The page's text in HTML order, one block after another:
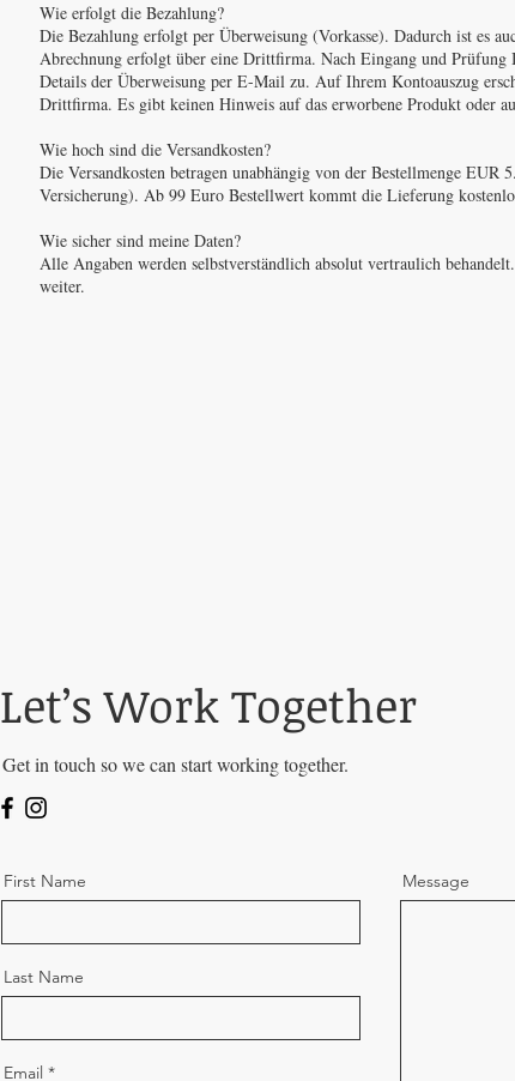
Wie erfolgt die Bezahlung?
Die Bezahlung erfolgt per Überweisung (Vorkasse). Dadurch ist es
Abrechnung erfolgt über eine Drittfirma. Nach Eingang und
Details der Überweisung per E-Mail zu. Auf Ihrem Kontoauszug
Drittfirma. Es gibt keinen Hinweis auf das erworbene Produkt oder
Wie hoch sind die Versandkosten?
Die Versandkosten betragen unabhängig von der Bestellmenge
Versicherung). Ab 99 Euro Bestellwert kommt die Lieferung
Wie sicher sind meine Daten?
Alle Angaben werden selbstverständlich absolut vertraulich
weiter.
Let’s Work Together
Get in touch so we can start working together.
First Name
Last Name
Email
Message